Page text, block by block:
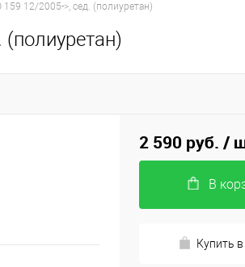
159 12/2005->, сед. (полиуретан)
2 590 руб. /
В
Купить